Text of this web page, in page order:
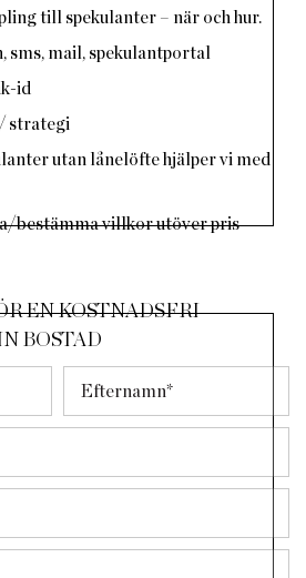
till spekulanter – när och hur.
sms, mail, spekulantportal
id
strategi
utan lånelöfte hjälper vi med
bestämma villkor utöver pris
EN KOSTNADSFRI
BOSTAD